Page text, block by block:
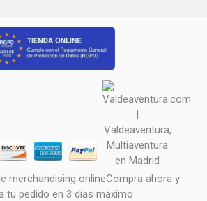
merchandising onlineCompra ahora y
tu pedido en 3 días máximo